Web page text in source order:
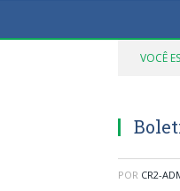
VOCÊ
POR CR2-